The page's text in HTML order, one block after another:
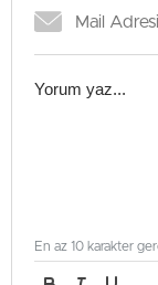
En az 10 karakter